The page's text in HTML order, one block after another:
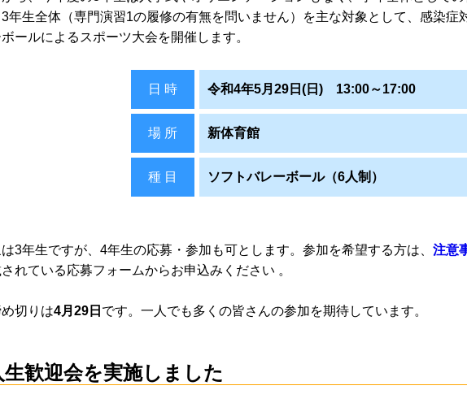
年生全体（専門演習1の履修の有無を問いません）を主な対象として、感染症
ボールによるスポーツ大会を開催します。
日 時 令和4年5月29日(日) 13:00～17:00
場 所 新体育館
種 目 ソフトバレーボール（6人制）
3年生ですが、4年生の応募・参加も可とします。参加を希望する方は、 注意
れている応募フォームからお申込みください 。
切りは4月29日 です。一人でも多くの皆さんの参加を期待しています。
生歓迎会を実施しました